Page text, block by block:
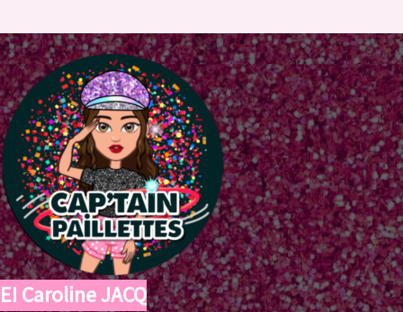
EI Caroline JACQ